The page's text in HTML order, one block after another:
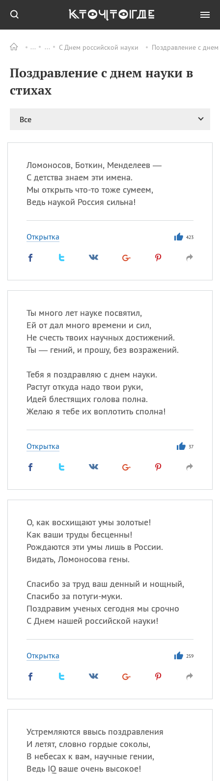
С Днем российской науки Поздравление с
Поздравление с днем науки в
стихах
Все
Ломоносов, Боткин, Менделеев —
С детства знаем эти имена.
Мы открыть что-то тоже сумеем,
Ведь наукой Россия сильна!
Открытка 423
Ты много лет науке посвятил,
Ей от дал много времени и сил,
Не счесть твоих научных достижений.
Ты — гений, и прошу, без возражений.
Тебя я поздравляю с днем науки.
Растут откуда надо твои руки,
Идей блестящих голова полна.
Желаю я тебе их воплотить сполна!
Открытка 37
О, как восхищают умы золотые!
Как ваши труды бесценны!
Рождаются эти умы лишь в России.
Видать, Ломоносова гены.
Спасибо за труд ваш денный и нощный,
Спасибо за потуги-муки.
Поздравим ученых сегодня мы срочно
С Днем нашей российской науки!
Открытка 259
Устремляются ввысь поздравления
И летят, словно гордые соколы,
В небесах к вам, научные гении,
Ведь IQ ваше очень высокое!
ПРАЗДНИКИ Все
09.08 День памяти
великомученика и
Николая Чудотворца
11.08 День полета на
11.08 День Святой Клары —
покровительницы
телевидения
ИМЕНА
Все
Сегодня празднуют именины
Анфиса
Посмотреть значение
происхождение